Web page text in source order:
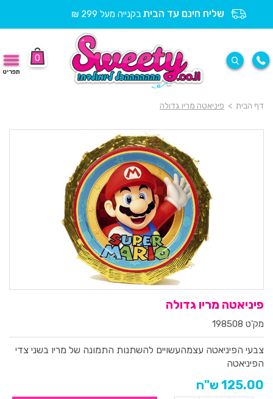
שליח חינם עד הבית בקנייה מעל 299 ₪
0
תפריט
דף הבית > פיניאטה מריו גדולה
פיניאטה מריו גדולה
מק'ט 198508
צבעי הפיניאטה עצמהעשויים להשתנות התמונה של מריו בשני צדי
הפיניאטה
125.00 ש"ח